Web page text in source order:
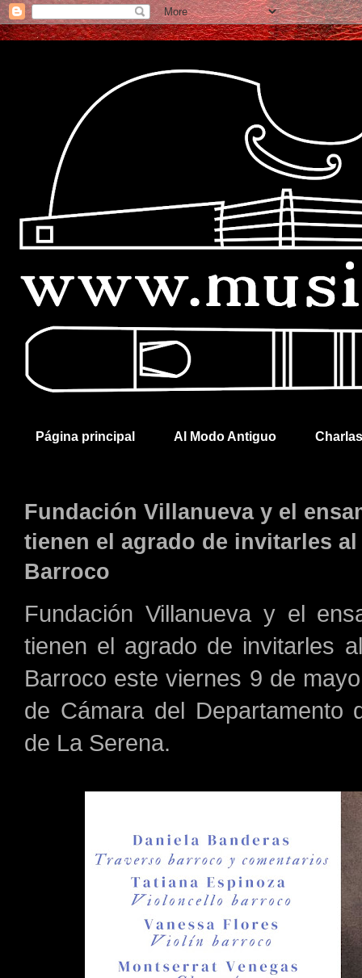
Página principal Al Modo Antiguo
Fundación Villanueva y el
tienen el agrado de invitarles
Barroco
Fundación Villanueva y el
tienen el agrado de invitarles
Barroco este viernes 9 de
de Cámara del Departamento
de La Serena.